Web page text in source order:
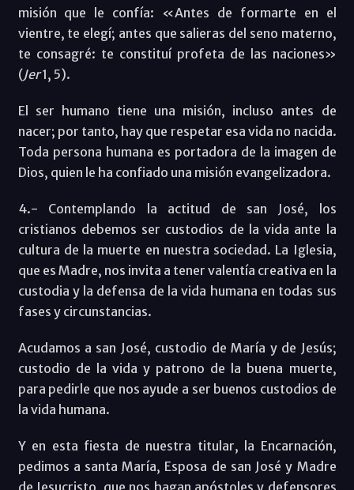
misión que le confía: «Antes de formarte en el
vientre, te elegí; antes que salieras del seno materno,
te consagré: te constituí profeta de las naciones»
(Jer1, 5).
El ser humano tiene una misión, incluso antes de
nacer; por tanto, hay que respetar esa vida no nacida.
Toda persona humana es portadora de la imagen de
Dios, quien le ha confiado una misión evangelizadora.
4.- Contemplando la actitud de san José, los
cristianos debemos ser custodios de la vida ante la
cultura de la muerte en nuestra sociedad. La Iglesia,
que es Madre, nos invita a tener valentía creativa en la
custodia y la defensa de la vida humana en todas sus
fases y circunstancias.
Acudamos a san José, custodio de María y de Jesús;
custodio de la vida y patrono de la buena muerte,
para pedirle que nos ayude a ser buenos custodios de
la vida humana.
Y en esta fiesta de nuestra titular, la Encarnación,
pedimos a santa María, Esposa de san José y Madre